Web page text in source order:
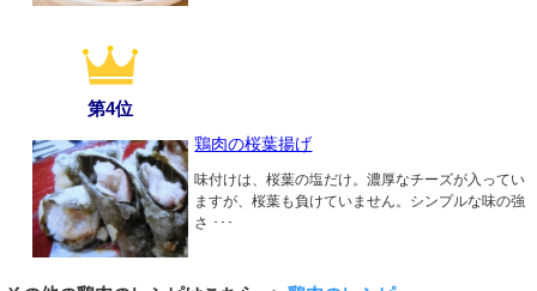
第4位
鶏肉の桜葉揚げ
味付けは、桜葉の塩だけ。濃厚なチーズが入ってい
ますが、桜葉も負けていません。シンプルな味の強
さ ･･･